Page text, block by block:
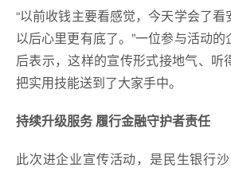
“以前收钱主要看感觉，今天学会了看
以后心里更有底了。”一位参与活动
后表示，这样的宣传形式接地气、听
把实用技能送到了大家手中。
持续升级服务 履行金融守护者责任
此次进企业宣传活动，是民生银行